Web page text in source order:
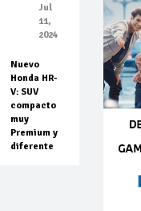
Jul
11,
2024
Nuevo
Honda HR-
V: SUV
compacto
muy
Premium y
diferente